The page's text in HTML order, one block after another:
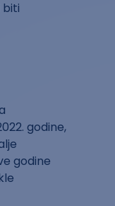
biti
godine,
godine